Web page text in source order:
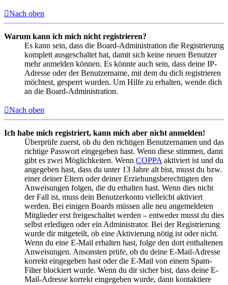
Nach oben
Warum kann ich mich nicht registrieren?
Es kann sein, dass die Board-Administration die Registrierung
komplett ausgeschaltet hat, damit sich keine neuen Benutzer
mehr anmelden können. Es könnte auch sein, dass deine IP-
Adresse oder der Benutzername, mit dem du dich registrieren
möchtest, gesperrt wurden. Um Hilfe zu erhalten, wende dich
an die Board-Administration.
Nach oben
Ich habe mich registriert, kann mich aber nicht anmelden!
Überprüfe zuerst, ob du den richtigen Benutzernamen und das
richtige Passwort eingegeben hast. Wenn diese stimmen, dann
gibt es zwei Möglichkeiten. Wenn COPPA aktiviert ist und du
angegeben hast, dass du unter 13 Jahre alt bist, musst du bzw.
einer deiner Eltern oder deiner Erziehungsberechtigten den
Anweisungen folgen, die du erhalten hast. Wenn dies nicht
der Fall ist, muss dein Benutzerkonto vielleicht aktiviert
werden. Bei einigen Boards müssen alle neu angemeldeten
Mitglieder erst freigeschaltet werden – entweder musst du dies
selbst erledigen oder ein Administrator. Bei der Registrierung
wurde dir mitgeteilt, ob eine Aktivierung nötig ist oder nicht.
Wenn du eine E-Mail erhalten hast, folge den dort enthaltenen
Anweisungen. Ansonsten prüfe, ob du deine E-Mail-Adresse
korrekt eingegeben hast oder die E-Mail von einem Spam-
Filter blockiert wurde. Wenn du dir sicher bist, dass deine E-
Mail-Adresse korrekt eingegeben wurde, dann kontaktiere